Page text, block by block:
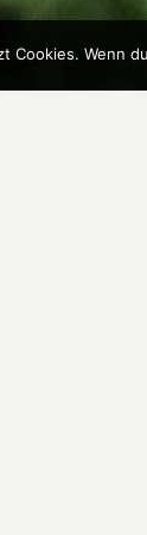
Cookies. Wenn